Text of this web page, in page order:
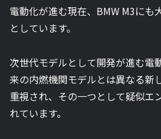
電動化が進む現在、BMW M3にも
としています。
次世代モデルとして開発が進む電
来の内燃機関モデルとは異なる新
重視され、その一つとして疑似エ
れています。